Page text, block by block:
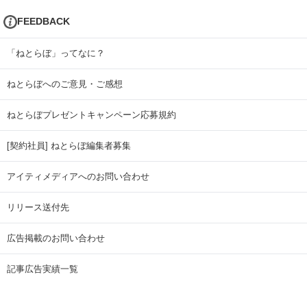
FEEDBACK
「ねとらぼ」ってなに？
ねとらぼへのご意見・ご感想
ねとらぼプレゼントキャンペーン応募規約
[契約社員] ねとらぼ編集者募集
アイティメディアへのお問い合わせ
リリース送付先
広告掲載のお問い合わせ
記事広告実績一覧